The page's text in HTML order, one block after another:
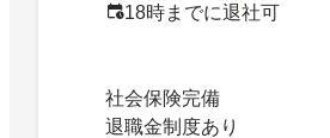
18時までに退社可
社会保険完備
退職金制度あり